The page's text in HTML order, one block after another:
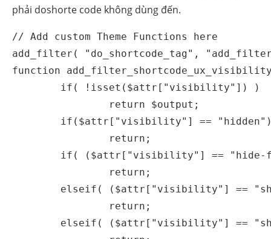
phải doshorte code không dùng đến.
// Add custom Theme Functions here
add_filter( "do_shortcode_tag",
function